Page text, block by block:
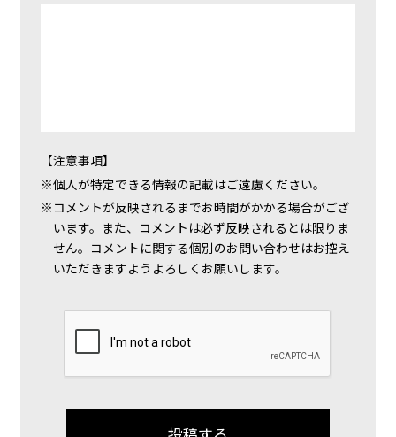
【注意事項】
個人が特定できる情報の記載はご遠慮ください。
コメントが反映されるまでお時間がかかる場合がござ
います。また、コメントは必ず反映されるとは限りま
せん。コメントに関する個別のお問い合わせはお控え
いただきますようよろしくお願いします。